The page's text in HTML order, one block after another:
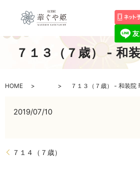
７１３（７歳） - 和
HOME ７１３（７歳） - 和装院
2019/07/10
７１４（７歳）